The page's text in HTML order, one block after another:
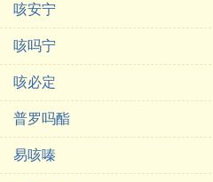
咳安宁
咳吗宁
咳必定
普罗吗酯
易咳嗪